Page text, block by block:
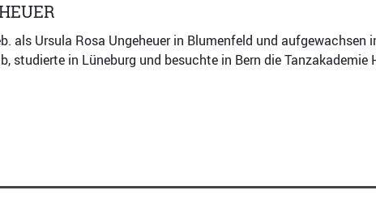
als Ursula Rosa Ungeheuer in Blumenfeld und
studierte in Lüneburg und besuchte in Bern die Tanzakademie